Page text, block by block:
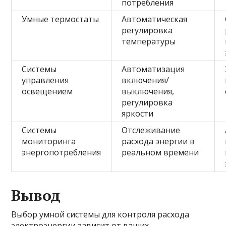
потребления
Умные термостаты
Автоматическая
регулировка
температуры
Системы
управления
освещением
Автоматизация
включения/
выключения,
регулировка
яркости
Системы
мониторинга
энергопотребления
Отслеживание
расхода энергии в
реальном времени
Вывод
Выбор умной системы для контроля расхода